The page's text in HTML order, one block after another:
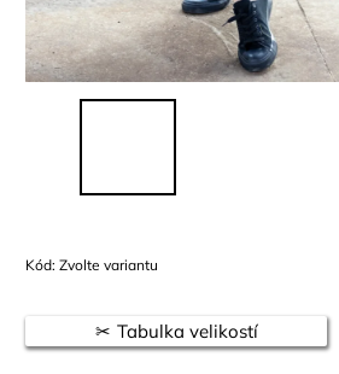
Kód: Zvolte variantu
Tabulka velikostí